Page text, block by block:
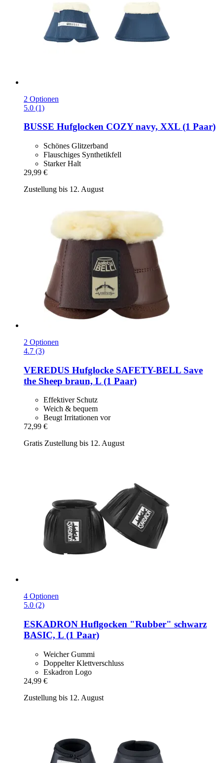
2 Optionen
5.0 (1)
BUSSE Hufglocken COZY navy, XXL (1 Paar)
Schönes Glitzerband
Flauschiges Synthetikfell
Starker Halt
29,99 €
Zustellung bis 12. August
2 Optionen
4.7 (3)
VEREDUS Hufglocke SAFETY-​BELL Save
the Sheep braun, L (1 Paar)
Effektiver Schutz
Weich & bequem
Beugt Irritationen vor
72,99 €
Gratis Zustellung bis 12. August
4 Optionen
5.0 (2)
ESKADRON Huflgocken "Rubber" schwarz
BASIC, L (1 Paar)
Weicher Gummi
Doppelter Klettverschluss
Eskadron Logo
24,99 €
Zustellung bis 12. August